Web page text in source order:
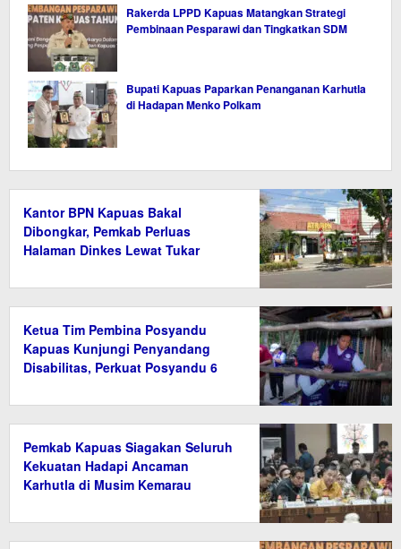
Rakerda LPPD Kapuas Matangkan Strategi
Pembinaan Pesparawi dan Tingkatkan SDM
Bupati Kapuas Paparkan Penanganan Karhutla
di Hadapan Menko Polkam
Kantor BPN Kapuas Bakal
Dibongkar, Pemkab Perluas
Halaman Dinkes Lewat Tukar
Ketua Tim Pembina Posyandu
Kapuas Kunjungi Penyandang
Disabilitas, Perkuat Posyandu 6
Pemkab Kapuas Siagakan Seluruh
Kekuatan Hadapi Ancaman
Karhutla di Musim Kemarau